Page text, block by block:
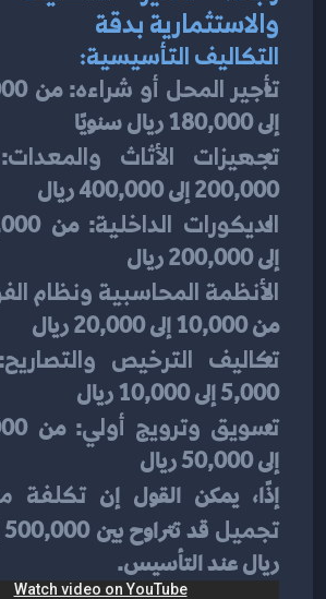
والاستثمارية بدقة
التكاليف التأسيسية:
تأجير المحل أو شراءه
إلى 180,000 ريال سنويًا
تجهيزات الأثاث والمعدات
200,000 إلى 400,000 ريال
الديكورات الداخلية
إلى 200,000 ريال
الأنظمة المحاسبية ونظام
من 10,000 إلى 20,000 ريال
تكاليف الترخيص والتصاريح
5,000 إلى 10,000 ريال
تسويق وترويج أولي
إلى 50,000 ريال
إذًا، يمكن القول إن
تجميل
ريال عند التأسيس.